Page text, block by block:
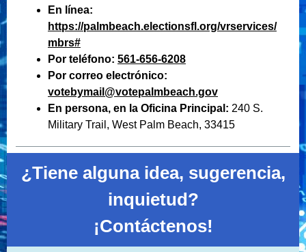
En línea:
https://palmbeach.electionsfl.org/vrservices/
mbrs#
Por teléfono: 561-656-6208
Por correo electrónico:
votebymail@votepalmbeach.gov
En persona, en la Oficina Principal: 240 S.
Military Trail, West Palm Beach, 33415
¿Tiene alguna idea, sugerencia,
inquietud?
¡Contáctenos!